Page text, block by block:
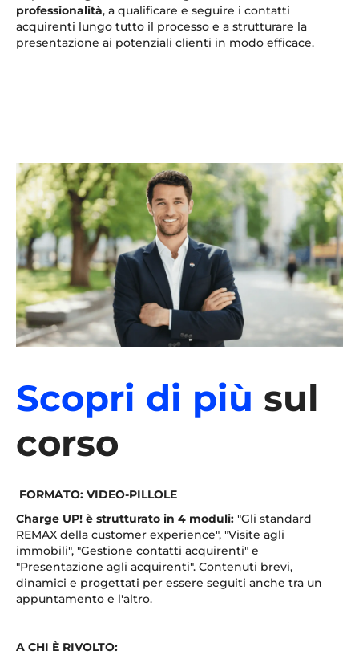
professionalità, a qualificare e seguire i contatti
acquirenti lungo tutto il processo e a strutturare la
presentazione ai potenziali clienti in modo efficace.
Scopri di più sul
corso
FORMATO: VIDEO-PILLOLE
Charge UP! è strutturato in 4 moduli: "Gli standard
REMAX della customer experience", "Visite agli
immobili", "Gestione contatti acquirenti" e
"Presentazione agli acquirenti". Contenuti brevi,
dinamici e progettati per essere seguiti anche tra un
appuntamento e l'altro.
A CHI È RIVOLTO: